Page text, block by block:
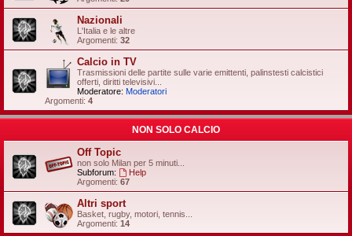
Nazionali
L'Italia e le altre
Argomenti: 32
Calcio in TV
Trasmissioni delle partite sulle varie emittenti, palinstesti calcistici
offerti, diritti televisivi...
Moderatore: Moderatori
Argomenti: 4
NON SOLO CALCIO
Off Topic
non solo Milan per 5 minuti...
Subforum:
Help
Argomenti: 67
Altri sport
Basket, rugby, motori, tennis...
Argomenti: 14